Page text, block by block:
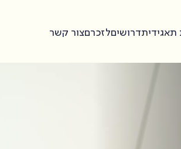
תאגידיתדרושיםלזכרםצור קשר